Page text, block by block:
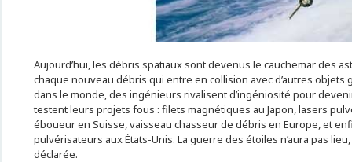
Aujourd’hui, les débris spatiaux sont devenus le cauchemar des
chaque nouveau débris qui entre en collision avec d’autres
dans le monde, des ingénieurs rivalisent d’ingéniosité pour
testent leurs projets fous : filets magnétiques au Japon, lasers
éboueur en Suisse, vaisseau chasseur de débris en Europe, et
pulvérisateurs aux États-Unis. La guerre des étoiles n’aura pas
déclarée.